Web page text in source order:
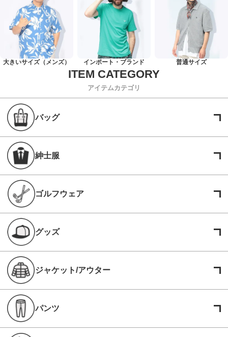
大きいサイズ（メンズ） インポート・ブランド 普通サイズ
アイテムカテゴリ
バッグ
紳士服
ゴルフウェア
グッズ
ジャケット/アウター
パンツ